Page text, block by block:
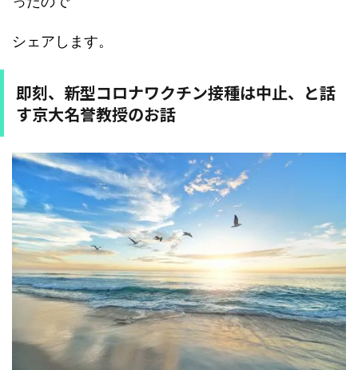
シェアします。
即刻、新型コロナワクチン接種は中止、と話
す京大名誉教授のお話